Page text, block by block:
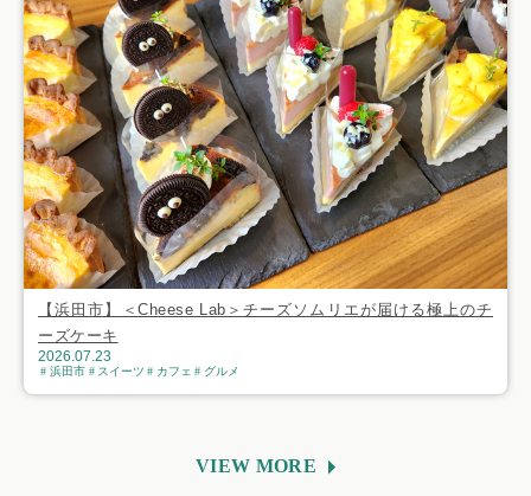
【浜田市】＜Cheese Lab＞チーズソムリエが届ける極上のチ
ーズケーキ
2026.07.23
浜田市 スイーツ カフェ グルメ
VIEW MORE